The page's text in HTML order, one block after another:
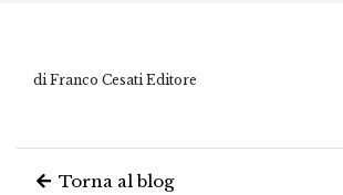
di Franco Cesati Editore
Torna al blog